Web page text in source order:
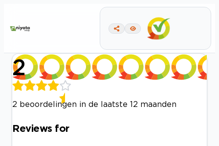
2
2 beoordelingen in de laatste 12 maanden
Reviews for